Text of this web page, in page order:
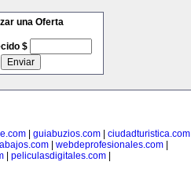
una Oferta
$
guiabuzios.com ciudadturistica.com
webdeprofesionales.com
| peliculasdigitales.com|